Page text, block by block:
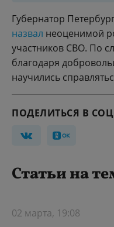
Губернатор
назвал неоценимой
участников СВО. По
благодаря
научились
ПОДЕЛИТЬСЯ В
Статьи на
02 марта, 19:08